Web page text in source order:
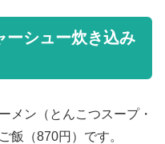
ーシュー炊き込み
メン（とんこつスープ・
飯（870円）です。